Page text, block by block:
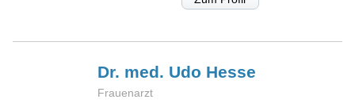
Dr. med. Udo Hesse
Frauenarzt